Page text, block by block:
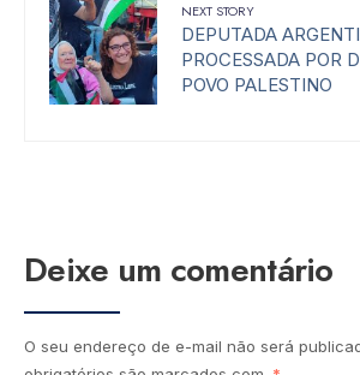
NEXT STORY
DEPUTADA
PROCESSADA POR
POVO PALESTINO
Deixe um comentário
O seu endereço de e-mail não será